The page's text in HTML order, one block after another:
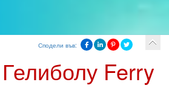
Сподели във:
Ferry